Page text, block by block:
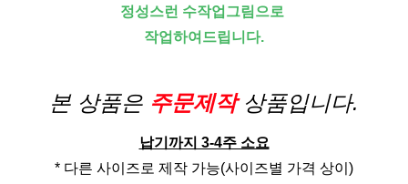
정성스런 수작업그림으로
작업하여드립니다.
본 상품은 주문제작 상품입니다.
납기까지 3-4주 소요
* 다른 사이즈로 제작 가능(사이즈별 가격 상이)